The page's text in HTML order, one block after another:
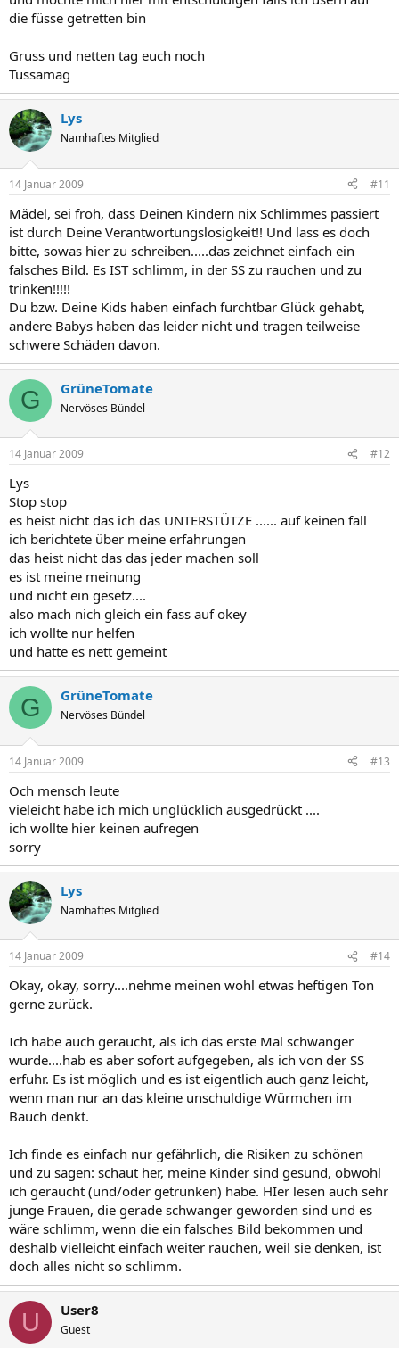
die füsse getretten bin
Gruss und netten tag euch noch
Tussamag
Lys
Namhaftes Mitglied
14 Januar 2009 #11
Mädel, sei froh, dass Deinen Kindern nix Schlimmes passiert
ist durch Deine Verantwortungslosigkeit!! Und lass es doch
bitte, sowas hier zu schreiben.....das zeichnet einfach ein
falsches Bild. Es IST schlimm, in der SS zu rauchen und zu
trinken!!!!!
Du bzw. Deine Kids haben einfach furchtbar Glück gehabt,
andere Babys haben das leider nicht und tragen teilweise
schwere Schäden davon.
G GrüneTomate
Nervöses Bündel
14 Januar 2009 #12
Lys
Stop stop
es heist nicht das ich das UNTERSTÜTZE ...... auf keinen fall
ich berichtete über meine erfahrungen
das heist nicht das das jeder machen soll
es ist meine meinung
und nicht ein gesetz....
also mach nich gleich ein fass auf okey
ich wollte nur helfen
und hatte es nett gemeint
G GrüneTomate
Nervöses Bündel
14 Januar 2009 #13
Och mensch leute
vieleicht habe ich mich unglücklich ausgedrückt ....
ich wollte hier keinen aufregen
sorry
Lys
Namhaftes Mitglied
14 Januar 2009 #14
Okay, okay, sorry....nehme meinen wohl etwas heftigen Ton
gerne zurück.
Ich habe auch geraucht, als ich das erste Mal schwanger
wurde....hab es aber sofort aufgegeben, als ich von der SS
erfuhr. Es ist möglich und es ist eigentlich auch ganz leicht,
wenn man nur an das kleine unschuldige Würmchen im
Bauch denkt.
Ich finde es einfach nur gefährlich, die Risiken zu schönen
und zu sagen: schaut her, meine Kinder sind gesund, obwohl
ich geraucht (und/oder getrunken) habe. HIer lesen auch sehr
junge Frauen, die gerade schwanger geworden sind und es
wäre schlimm, wenn die ein falsches Bild bekommen und
deshalb vielleicht einfach weiter rauchen, weil sie denken, ist
doch alles nicht so schlimm.
U User8
Guest